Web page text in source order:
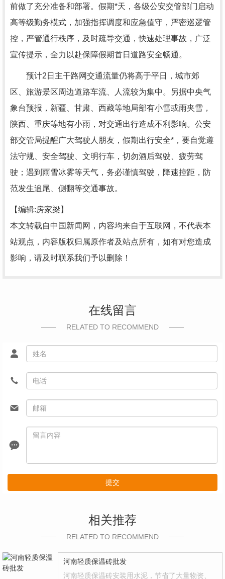
前做了充分准备和部署。假期*天，各级公安交管部门启动
高等级勤务模式，加强指挥调度和应急值守，严密巡逻管
控，严管通行秩序，及时疏导交通，快速处理事故，广泛
宣传提示，全力以赴保障假期首日道路安全畅通。
预计2日主干路网交通流量仍将高于平日，城市郊
区、旅游景区周边道路车流、人流较为集中。另据中央气
象台预报，新疆、甘肃、西藏等地局部有小雪或雨夹雪，
陕西、重庆等地有小雨，对交通出行造成不利影响。公安
部交管局提醒广大驾驶人朋友，假期出行安全*，要自觉遵
法守规、安全驾驶、文明行车，切勿酒后驾驶、疲劳驾
驶；遇到雨雪冰雾等天气，务必谨慎驾驶，降速控距，防
范发生追尾、侧翻等交通事故。
【编辑:房家梁】
本文转载自中国新闻网，内容均来自于互联网，不代表本
站观点，内容版权归属原作者及站点所有，如有对您造成
影响，请及时联系我们予以删除！
在线留言
RELATED TO RECOMMEND
提交
相关推荐
RELATED TO RECOMMEND
河南轻质保温砖批发
河南轻质保温砖安装用水泥，节省了大量物资、